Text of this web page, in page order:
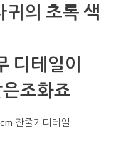
귀의 초록 색
디테일이
조화죠